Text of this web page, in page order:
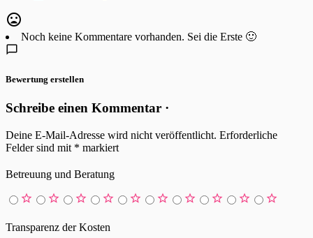
Noch keine Kommentare vorhanden. Sei die Erste 🙂
Bewertung erstellen
Schreibe einen Kommentar ·
Deine E-Mail-Adresse wird nicht veröffentlicht. Erforderliche
Felder sind mit * markiert
Betreuung und Beratung
Transparenz der Kosten